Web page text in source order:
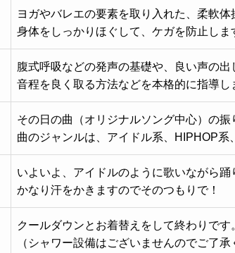
ヨガやバレエの要素を取り入れた、柔軟
身体をしっかりほぐして、ケガを防止しま
腹式呼吸などの発声の基礎や、良い声の出
音程を良く取る方法などを本格的に指導し
その日の曲（オリジナルソング中心）の振
曲のジャンルは、アイドル系、HIPHOP系
いよいよ、アイドルのように歌いながら踊
かなり汗をかきますのでそのつもりで！
クールダウンとお着替えをして終わりです
（シャワー設備はございませんのでご了承